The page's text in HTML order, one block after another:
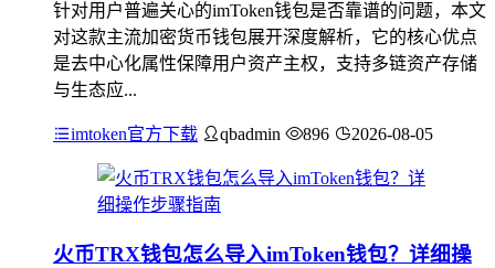
针对用户普遍关心的imToken钱包是否靠谱的问题，本文
对这款主流加密货币钱包展开深度解析，它的核心优点
是去中心化属性保障用户资产主权，支持多链资产存储
与生态应...
imtoken官方下载 qbadmin 896 2026-08-05
火币TRX钱包怎么导入imToken钱包？详细操